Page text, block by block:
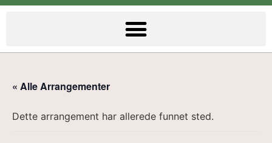
« Alle Arrangementer
Dette arrangement har allerede funnet sted.